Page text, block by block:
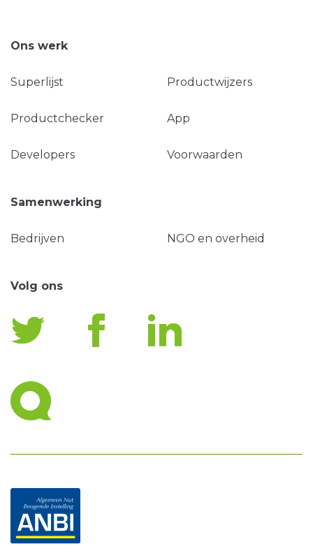
Ons werk
Superlijst Productwijzers
Productchecker App
Developers Voorwaarden
Samenwerking
Bedrijven NGO en overheid
Volg ons